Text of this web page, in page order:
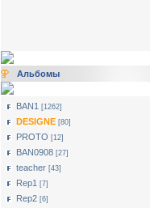
Альбомы
BAN1 [1262]
DESIGNE [80]
PROTO [12]
BAN0908 [27]
teacher [43]
Rep1 [7]
Rep2 [6]